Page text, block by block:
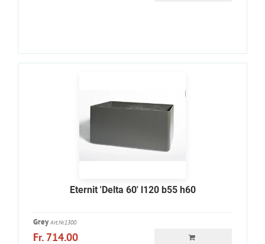
Eternit 'Delta 60' l120 b55 h60
Grey Art.Nr.1300
Fr. 714.00